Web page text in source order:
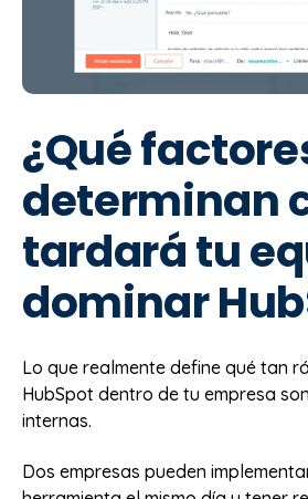
¿Qué
determinan
tardará tu
dominar
Lo que realmente define qué tan
HubSpot dentro de tu empresa
internas.
Dos empresas pueden